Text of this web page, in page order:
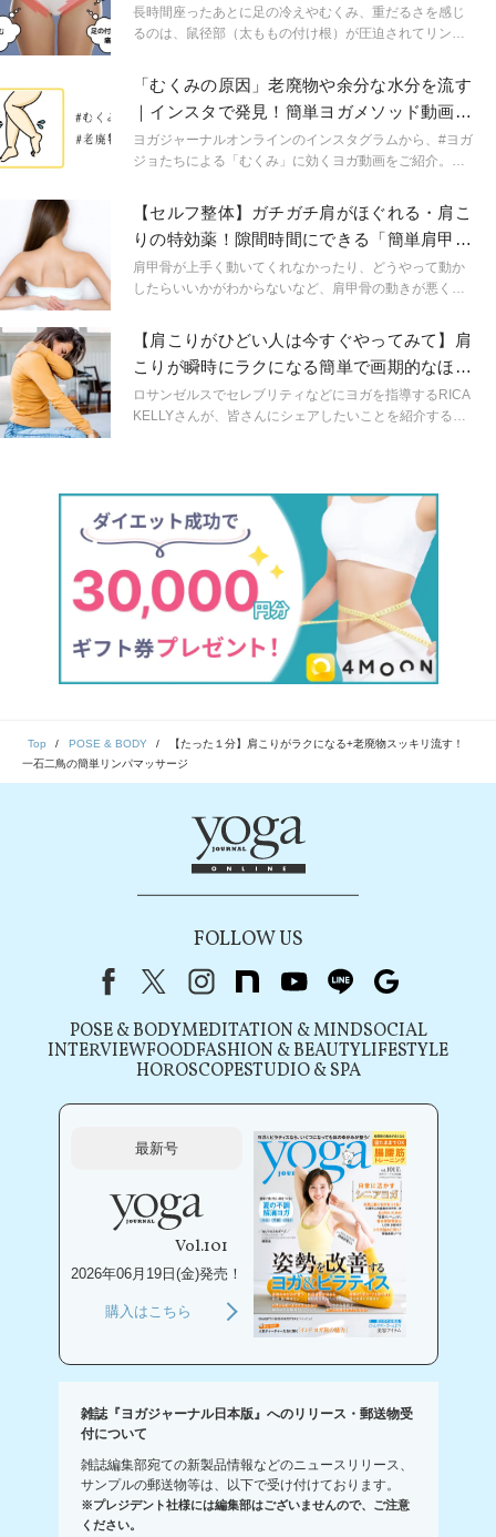
る、鼠径部のリンパを活性化させる方法を紹介します。
チ
長時間座ったあとに足の冷えやむくみ、重だるさを感じ
るのは、鼠径部（太ももの付け根）が圧迫されてリンパ
たストレッチで鼠径部のつまりを解消していきましょ
う！
「むくみの原因」老廃物や余分な水分を流す
｜インスタで発見！簡単ヨガメソッド動画３
選
ヨガジャーナルオンラインのインスタグラムから、#ヨガ
ジョたちによる「むくみ」に効くヨガ動画をご紹介。座
わりましょう！
【セルフ整体】ガチガチ肩がほぐれる・肩こ
りの特効薬！隙間時間にできる「簡単肩甲骨
はがし」
肩甲骨が上手く動いてくれなかったり、どうやって動か
したらいいかがわからないなど、肩甲骨の動きが悪くな
かったり、正しいポジションにないことで、体には様々
な障害が出てきます。今日は、肩甲骨を動かせるように
なりたいと思う方々に向けた記事を書いていきます。
【肩こりがひどい人は今すぐやってみて】肩
こりが瞬時にラクになる簡単で画期的なほぐ
しワザ
ロサンゼルスでセレブリティなどにヨガを指導するRICA
KELLYさんが、皆さんにシェアしたいことを紹介する
Top POSE & BODY
【たった１分】肩こりがラクになる+老廃物スッキリ流す！
一石二鳥の簡単リンパマッサージ
FOLLOW US
FacebookX（旧Twitter）
instagram
note youtubeline
POSE & BODYMEDITATION & MINDSOCIAL
INTERVIEWFOODFASHION & BEAUTYLIFESTYLE
HOROSCOPESTUDIO & SPA
最新号
Vol.101
2026年06月19日(金)発売！
購入はこちら
雑誌『ヨガジャーナル日本版』へのリリース・郵送物受
付について
雑誌編集部宛ての新製品情報などのニュースリリース、
サンプルの郵送物等は、以下で受け付けております。
※プレジデント社様には編集部はございませんので、ご注意
ください。